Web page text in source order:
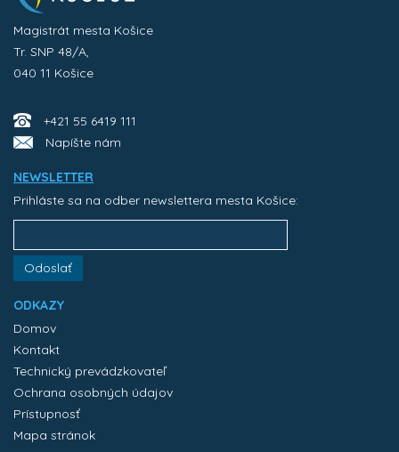
Magistrát mesta Košice
Tr. SNP 48/A,
040 11 Košice
+421 55 6419 111
Napíšte nám
NEWSLETTER
Prihláste sa na odber newslettera mesta Košice:
Odoslať
ODKAZY
Domov
Kontakt
Technický prevádzkovateľ
Ochrana osobných údajov
Prístupnosť
Mapa stránok